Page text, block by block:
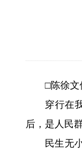
□陈徐文
穿行在
后，是人民
民生无